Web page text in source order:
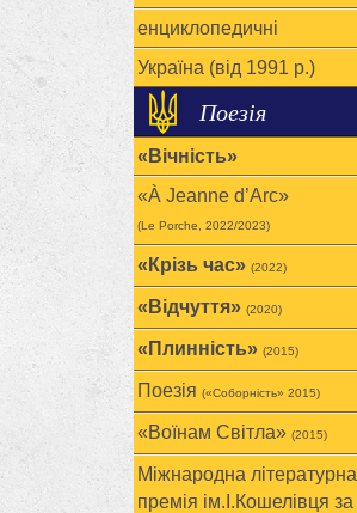
енциклопедичні
Україна (від 1991 р.)
Поезія
«Вічність»
«À Jeanne d’Arc»
(Le Porche, 2022/2023)
«Крізь час» (2022)
«Відчуття» (2020)
«Плинність» (2015)
Поезія («Соборність» 2015)
«Воїнам Cвітла» (2015)
Міжнародна літературна
премія ім.І.Кошелівця за